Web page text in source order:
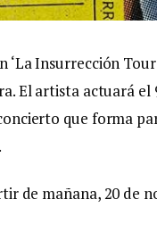
Insurrección
El artista actuará el
que forma
de mañana, 20 de